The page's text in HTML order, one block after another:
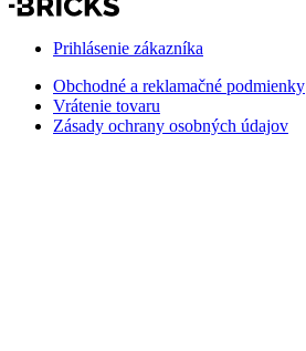
Prihlásenie zákazníka
Obchodné a reklamačné podmienky
Vrátenie tovaru
Zásady ochrany osobných údajov